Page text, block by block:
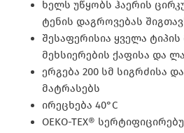
ხელს უწყობს ჰაერის
ტენის დაგროვებას
შესაფერისია ყველა
მეხსიერების ქაფისა და
ერგება 200 სმ სიგრძისა
მატრასებს
ირეცხება 40°C
OEKO-TEX®